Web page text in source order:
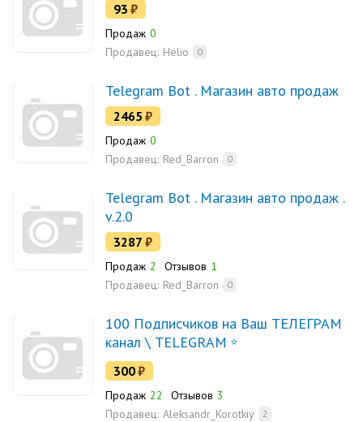
93 ₽
Продаж 0
Продавец: Helio 0
Telegram Bot . Магазин авто продаж
2465 ₽
Продаж 0
Продавец: Red_Barron 0
Telegram Bot . Магазин авто продаж .
v.2.0
3287 ₽
Продаж 2 Отзывов 1
Продавец: Red_Barron 0
100 Подписчиков на Ваш ТЕЛЕГРАМ
канал \ TELEGRAM
300₽
Продаж 22 Отзывов 3
Продавец: Aleksandr_Korotkiy 2